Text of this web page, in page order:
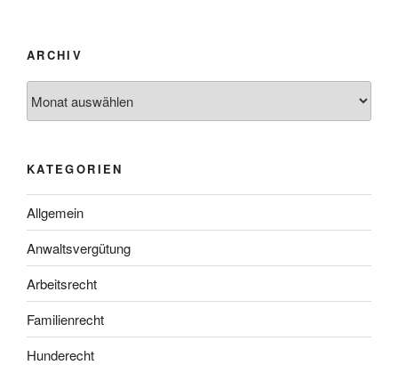
ARCHIV
KATEGORIEN
Allgemein
Anwaltsvergütung
Arbeitsrecht
Familienrecht
Hunderecht